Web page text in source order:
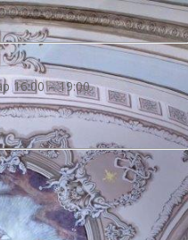
16:00–19:00